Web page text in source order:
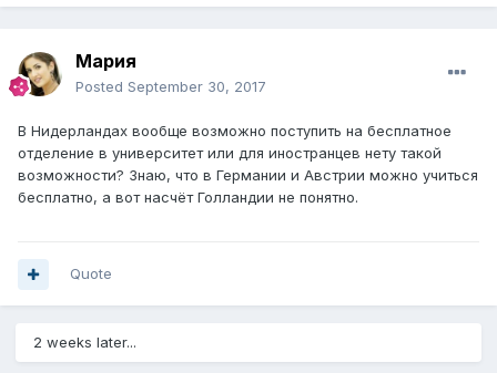
Мария
Posted September 30, 2017
В Нидерландах вообще возможно поступить на бесплатное
отделение в университет или для иностранцев нету такой
возможности? Знаю, что в Германии и Австрии можно учиться
бесплатно, а вот насчёт Голландии не понятно.
Quote
2 weeks later...